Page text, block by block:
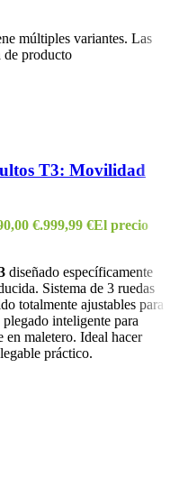
múltiples variantes. Las
de producto
T3: Movilidad
€.999,99 €El precio
diseñado específicamente
Sistema de 3 ruedas
totalmente ajustables para
inteligente para
en maletero. Ideal hacer
práctico.